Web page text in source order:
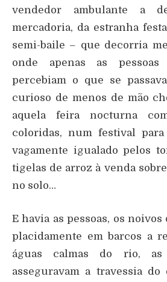
vendedor ambulante a
mercadoria, da estranha
semi-baile – que decorria
onde apenas as pessoas
percebiam o que se
curioso de menos de mão
aquela feira nocturna
coloridas, num festival
vagamente igualado pelos
tigelas de arroz à venda
no solo…
E havia as pessoas, os noivos
placidamente em barcos a
águas calmas do rio, as
asseguravam a travessia